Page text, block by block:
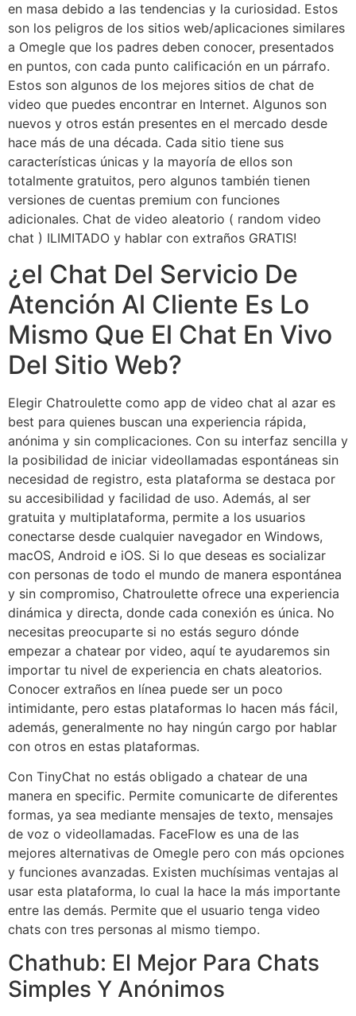
en masa debido a las tendencias y la curiosidad. Estos
son los peligros de los sitios web/aplicaciones similares
a Omegle que los padres deben conocer, presentados
en puntos, con cada punto calificación en un párrafo.
Estos son algunos de los mejores sitios de chat de
video que puedes encontrar en Internet. Algunos son
nuevos y otros están presentes en el mercado desde
hace más de una década. Cada sitio tiene sus
características únicas y la mayoría de ellos son
totalmente gratuitos, pero algunos también tienen
versiones de cuentas premium con funciones
adicionales. Chat de video aleatorio ( random video
chat ) ILIMITADO y hablar con extraños GRATIS!
¿el Chat Del Servicio De
Atención Al Cliente Es Lo
Mismo Que El Chat En Vivo
Del Sitio Web?
Elegir Chatroulette como app de video chat al azar es
best para quienes buscan una experiencia rápida,
anónima y sin complicaciones. Con su interfaz sencilla y
la posibilidad de iniciar videollamadas espontáneas sin
necesidad de registro, esta plataforma se destaca por
su accesibilidad y facilidad de uso. Además, al ser
gratuita y multiplataforma, permite a los usuarios
conectarse desde cualquier navegador en Windows,
macOS, Android e iOS. Si lo que deseas es socializar
con personas de todo el mundo de manera espontánea
y sin compromiso, Chatroulette ofrece una experiencia
dinámica y directa, donde cada conexión es única. No
necesitas preocuparte si no estás seguro dónde
empezar a chatear por video, aquí te ayudaremos sin
importar tu nivel de experiencia en chats aleatorios.
Conocer extraños en línea puede ser un poco
intimidante, pero estas plataformas lo hacen más fácil,
además, generalmente no hay ningún cargo por hablar
con otros en estas plataformas.
Con TinyChat no estás obligado a chatear de una
manera en specific. Permite comunicarte de diferentes
formas, ya sea mediante mensajes de texto, mensajes
de voz o videollamadas. FaceFlow es una de las
mejores alternativas de Omegle pero con más opciones
y funciones avanzadas. Existen muchísimas ventajas al
usar esta plataforma, lo cual la hace la más importante
entre las demás. Permite que el usuario tenga video
chats con tres personas al mismo tiempo.
Chathub: El Mejor Para Chats
Simples Y Anónimos